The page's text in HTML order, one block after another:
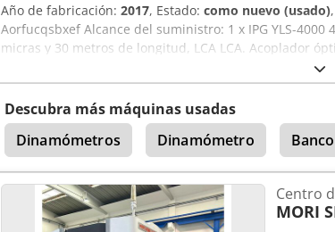
Año de fabricación: 2017, Estado: como nuevo (usado)
Aorfucqsbxef Alcance del suministro: 1 x IPG YLS-
micras y 30 metros de longitud, LCA LCA. Acoplador
trabajo Power ON : 32832 horas 1 x IPG CHILLER.(2017).
con cuchilla de aire. La máquina puede ser
probado. El envío a los países de la UE es nuestra
Descubra más máquinas usadas
Dinamómetros
Dinamómetro
Centro
MORI